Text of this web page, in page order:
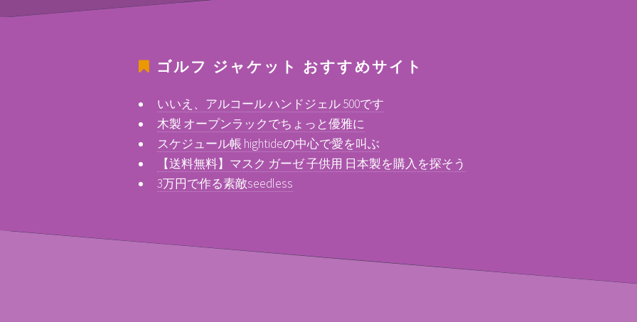
ゴルフ ジャケット おすすめサイト
いいえ、アルコール ハンドジェル 500です
木製 オープンラックでちょっと優雅に
スケジュール帳 hightideの中心で愛を叫ぶ
【送料無料】マスク ガーゼ 子供用 日本製を購入を探そう
3万円で作る素敵seedless